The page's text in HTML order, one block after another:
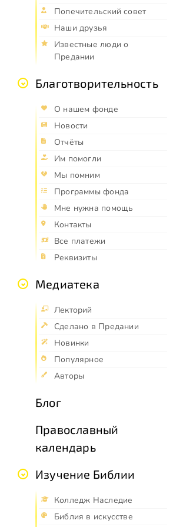
Попечительский совет
Наши друзья
Известные люди о
Предании
Благотворительность
О нашем фонде
Новости
Отчёты
Им помогли
Мы помним
Программы фонда
Мне нужна помощь
Контакты
Все платежи
Реквизиты
Медиатека
Лекторий
Сделано в Предании
Новинки
Популярное
Авторы
Блог
Православный
календарь
Изучение Библии
Колледж Наследие
Библия в искусстве